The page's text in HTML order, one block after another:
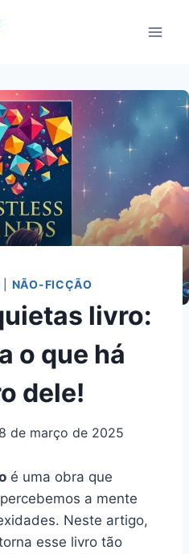
NÃO-FICÇÃO
livro:
o que há
dele!
de março de 2025
é uma obra que
a mente
Neste artigo,
esse livro tão